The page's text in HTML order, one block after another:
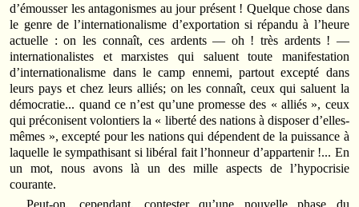
d’émousser les antagonismes au jour présent ! Quelque chose dans
le genre de l’internationalisme d’exportation si répandu à l’heure
actuelle : on les connaît, ces ardents — oh ! très ardents ! —
internationalistes et marxistes qui saluent toute manifestation
d’internationalisme dans le camp ennemi, partout excepté dans
leurs pays et chez leurs alliés; on les connaît, ceux qui saluent la
démocratie... quand ce n’est qu’une promesse des « alliés », ceux
qui préconisent volontiers la « liberté des nations à disposer d’elles-
mêmes », excepté pour les nations qui dépendent de la puissance à
laquelle le sympathisant si libéral fait l’honneur d’appartenir !... En
un mot, nous avons là un des mille aspects de l’hypocrisie
courante.